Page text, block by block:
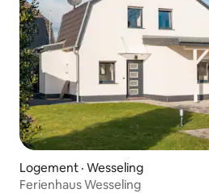
Logement · Wesseling
Ferienhaus Wesseling